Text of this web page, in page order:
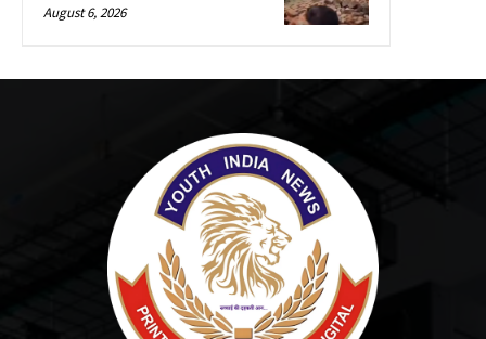
August 6, 2026